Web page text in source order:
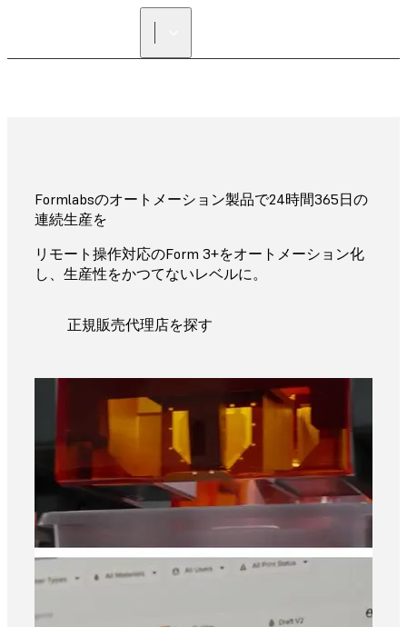
Formlabsのオートメーション製品で24時間365日の
連続生産を
リモート操作対応のForm 3+をオートメーション化
し、生産性をかつてないレベルに。
正規販売代理店を探す